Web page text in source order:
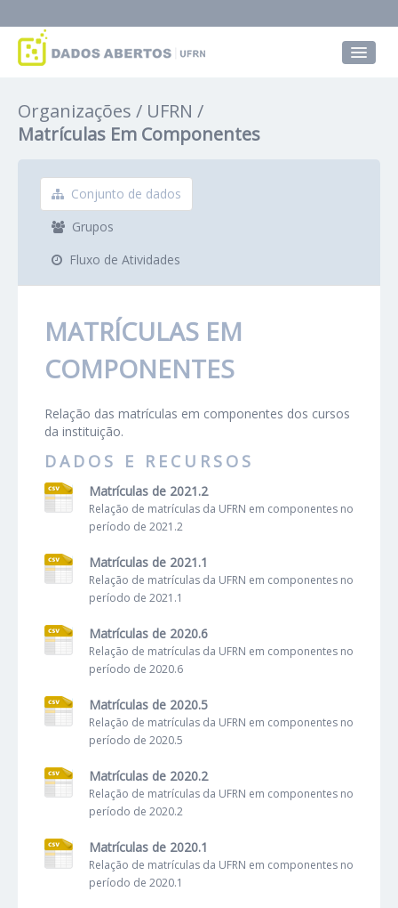
Grupos
Organizações
UFRN
Matrículas Em Componentes
Conjunto de dados
Grupos
Fluxo de Atividades
MATRÍCULAS EM
COMPONENTES
Relação das matrículas em componentes dos cursos
da instituição.
DADOS E RECURSOS
Matrículas de 2021.2
Relação de matrículas da UFRN em componentes no
período de 2021.2
Matrículas de 2021.1
Relação de matrículas da UFRN em componentes no
período de 2021.1
Matrículas de 2020.6
Relação de matrículas da UFRN em componentes no
período de 2020.6
Matrículas de 2020.5
Relação de matrículas da UFRN em componentes no
período de 2020.5
Matrículas de 2020.2
Relação de matrículas da UFRN em componentes no
período de 2020.2
Matrículas de 2020.1
Relação de matrículas da UFRN em componentes no
período de 2020.1